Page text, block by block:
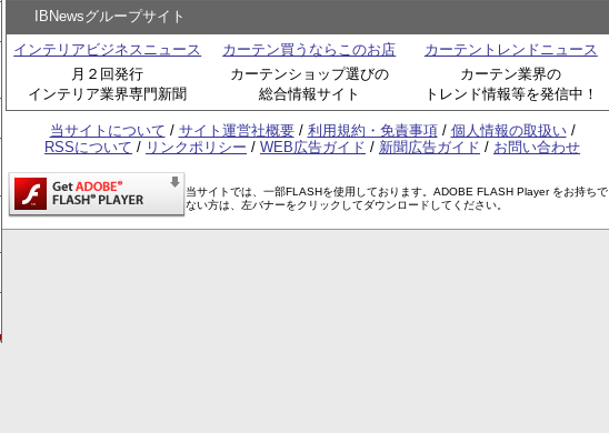
IBNewsグループサイト
インテリアビジネスニュース
月２回発行
インテリア業界専門新聞
カーテン買うならこのお店
カーテンショップ選びの
総合情報サイト
カーテントレンドニュース
カーテン業界の
トレンド情報等を発信中！
当サイトについて / サイト運営社概要/ 利用規約・免責事項/ 個人情報の取扱い/
RSSについて / リンクポリシー / WEB広告ガイド / 新聞広告ガイド / お問い合わせ
当サイトでは、一部FLASHを使用しております。ADOBE FLASH Player をお持ちで
ない方は、左バナーをクリックしてダウンロードしてください。